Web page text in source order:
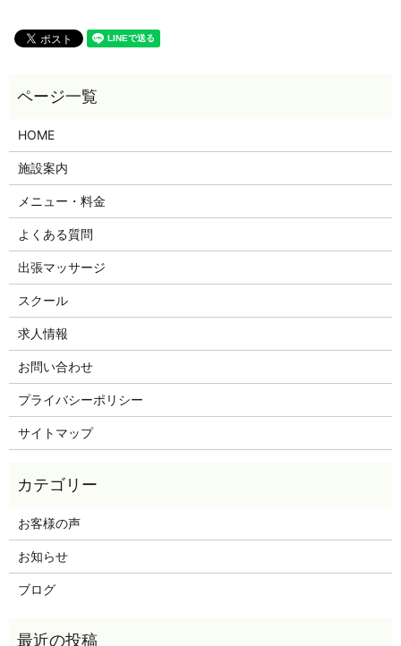
HOME
施設案内
メニュー・料金
よくある質問
出張マッサージ
スクール
求人情報
お問い合わせ
プライバシーポリシー
サイトマップ
お客様の声
お知らせ
ブログ